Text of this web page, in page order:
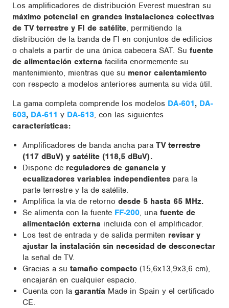
Los amplificadores de distribución Everest muestran su
máximo potencial en grandes instalaciones colectivas
de TV terrestre y FI de satélite, permitiendo la
distribución de la banda de FI en conjuntos de edificios
o chalets a partir de una única cabecera SAT. Su fuente
de alimentación externa facilita enormemente su
mantenimiento, mientras que su menor calentamiento
con respecto a modelos anteriores aumenta su vida útil.
La gama completa comprende los modelos DA-601, DA-
603, DA-611 y DA-613, con las siguientes
características:
Amplificadores de banda ancha para TV terrestre
(117 dBuV) y satélite (118,5 dBuV).
Dispone de reguladores de ganancia y
ecualizadores variables independientes para la
parte terrestre y la de satélite.
Amplifica la vía de retorno desde 5 hasta 65 MHz.
Se alimenta con la fuente FF-200, una fuente de
alimentación externa incluida con el amplificador.
Los test de entrada y de salida permiten revisar y
ajustar la instalación sin necesidad de desconectar
la señal de TV.
Gracias a su tamaño compacto (15,6x13,9x3,6 cm),
encajarán en cualquier espacio.
Cuenta con la garantía Made in Spain y el certificado
CE.